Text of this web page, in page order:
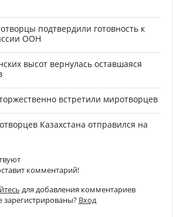
подтвердили готовность к
ООН
высот вернулась оставшаяся
встретили миротворцев
Казахстана отправился на
комментарий!
для добавления комментариев
зарегистрированы? Вход